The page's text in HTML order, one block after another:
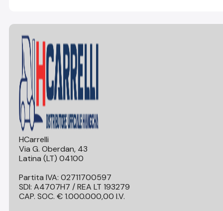
HCarrelli
Via G. Oberdan, 43
Latina (LT) 04100
Partita IVA: 02711700597
SDI: A4707H7 / REA LT 193279
CAP. SOC. € 1.000.000,00 I.V.